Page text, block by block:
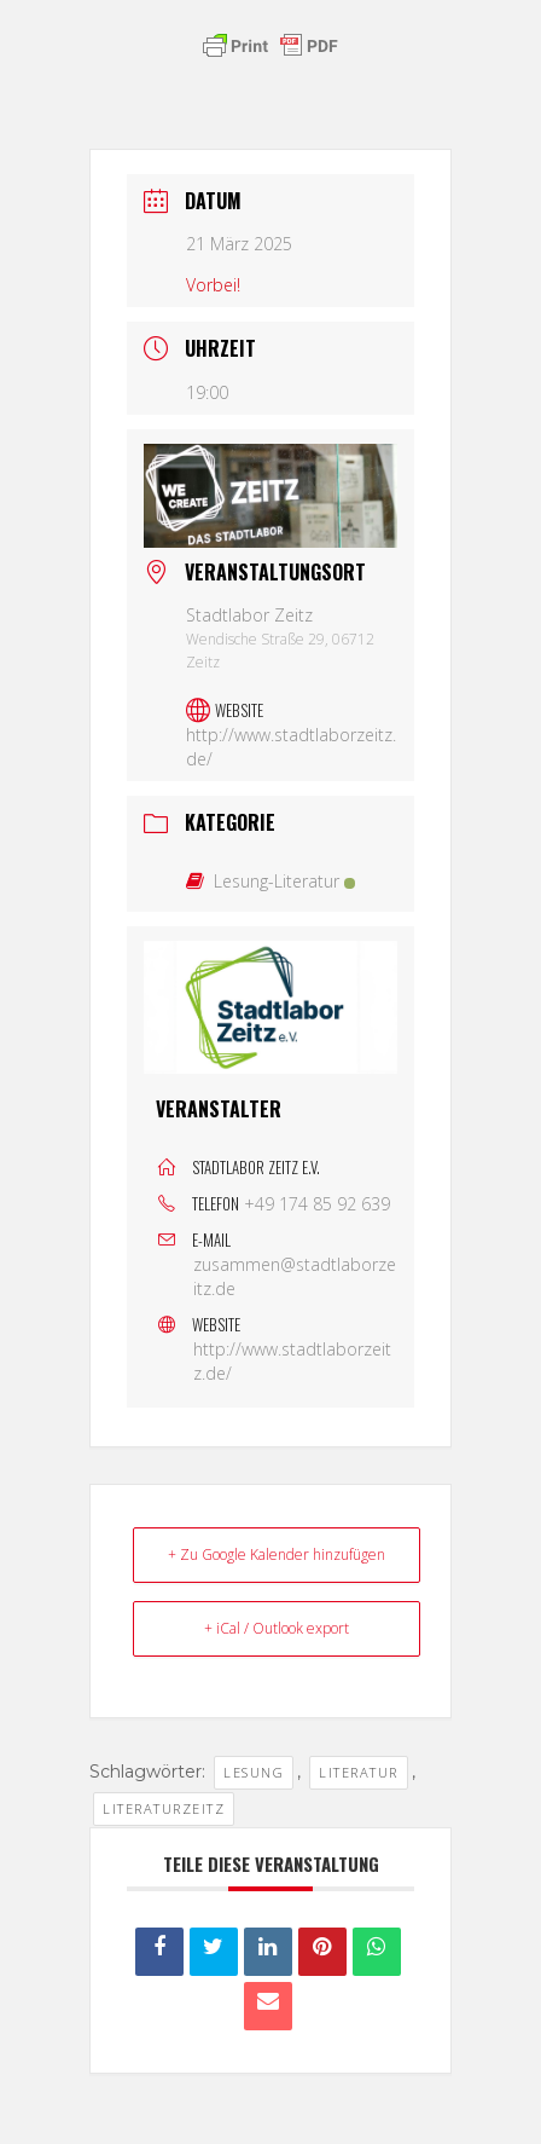
DATUM
21 März 2025
Vorbei!
UHRZEIT
19:00
VERANSTALTUNGSORT
Stadtlabor Zeitz
Wendische Straße 29, 06712
Zeitz
WEBSITE
http://www.stadtlaborzeitz.
de/
KATEGORIE
Lesung-Literatur
VERANSTALTER
STADTLABOR ZEITZ E.V.
TELEFON +49 174 85 92 639
E-MAIL
zusammen@stadtlaborze
itz.de
WEBSITE
http://www.stadtlaborzeit
z.de/
+ Zu Google Kalender hinzufügen
+ iCal / Outlook export
Schlagwörter: LESUNG , LITERATUR ,
LITERATURZEITZ
TEILE DIESE VERANSTALTUNG